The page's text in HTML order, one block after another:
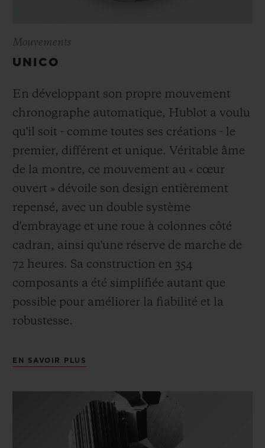
Mouvements
UNICO
En développant son propre mouvement
chronographe automatique, Hublot a voulu
qu'il soit - comme toutes ses créations - le
premier, différent et unique. Véritable âme
de la montre, ce mouvement au « cœur
ouvert » dévoile son design entièrement
repensé, avec un double système
d'embrayage et une roue à colonnes côté
cadran, ainsi qu'une réserve de marche de
72 heures. Sa construction en 354
composants a été simplifiée autant que
possible pour améliorer la fiabilité et la
robustesse.
EN SAVOIR PLUS